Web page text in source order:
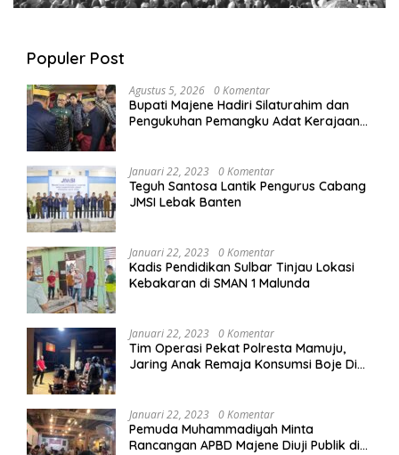
Populer Post
Agustus 5, 2026 0 Komentar
Bupati Majene Hadiri Silaturahim dan
Pengukuhan Pemangku Adat Kerajaan
Januari 22, 2023 0 Komentar
Teguh Santosa Lantik Pengurus Cabang
JMSI Lebak Banten
Januari 22, 2023 0 Komentar
Kadis Pendidikan Sulbar Tinjau Lokasi
Kebakaran di SMAN 1 Malunda
Januari 22, 2023 0 Komentar
Tim Operasi Pekat Polresta Mamuju,
Jaring Anak Remaja Konsumsi Boje Di
Januari 22, 2023 0 Komentar
Pemuda Muhammadiyah Minta
Rancangan APBD Majene Diuji Publik di